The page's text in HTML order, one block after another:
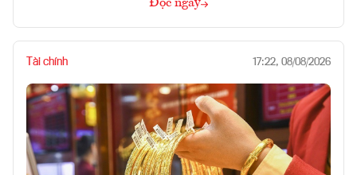
Đọc ngay
Tài chính 17:22, 08/08/2026